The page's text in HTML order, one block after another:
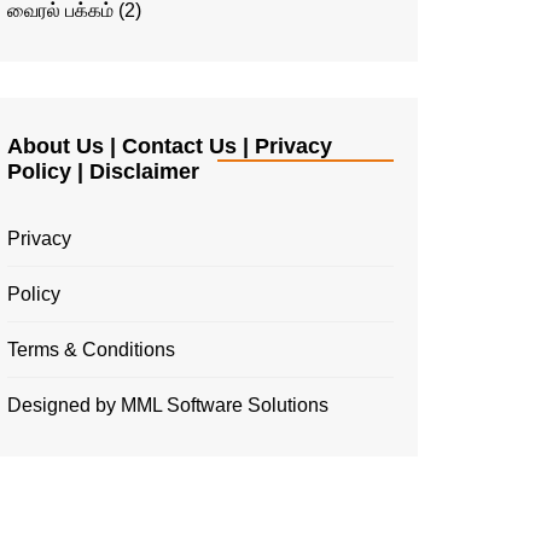
வைரல் பக்கம் (2)
About Us | Contact Us | Privacy
Policy | Disclaimer
Privacy
Policy
Terms & Conditions
Designed by MML Software Solutions